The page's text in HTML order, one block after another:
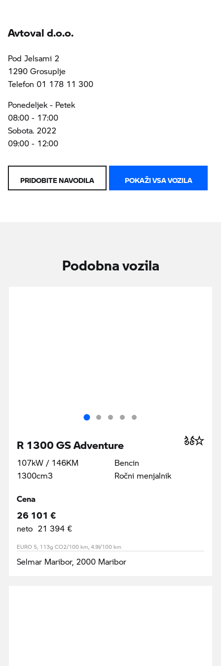
Avtoval d.o.o.
Pod Jelsami 2
1290 Grosuplje
Telefon 01 178 11 300
Ponedeljek - Petek
08:00 - 17:00
Sobota. 2022
09:00 - 12:00
PRIDOBITE NAVODILA POKAŽI VSA VOZILA
Podobna vozila
R 1300 GS Adventure
107kW / 146KM
1300cm3
Bencin
Ročni menjalnik
Cena
26 101 €
neto 21 394 €
EURO 5, 113g CO2/100 km, 4.9l/100 km
Selmar Maribor, 2000 Maribor